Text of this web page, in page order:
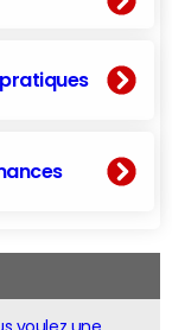
pratiques
voulez une